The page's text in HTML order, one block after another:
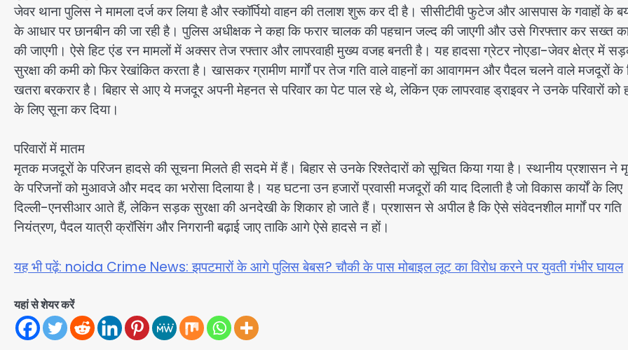
जेवर थाना पुलिस ने मामला दर्ज कर लिया है और स्कॉर्पियो वाहन की तलाश शुरू कर दी है। सीसीटीवी फुटेज और आसपास के गवाहों के
के आधार पर छानबीन की जा रही है। पुलिस अधीक्षक ने कहा कि फरार चालक की पहचान जल्द की जाएगी और उसे गिरफ्तार कर सख्त
की जाएगी। ऐसे हिट एंड रन मामलों में अक्सर तेज रफ्तार और लापरवाही मुख्य वजह बनती है। यह हादसा ग्रेटर नोएडा-जेवर क्षेत्र में
सुरक्षा की कमी को फिर रेखांकित करता है। खासकर ग्रामीण मार्गों पर तेज गति वाले वाहनों का आवागमन और पैदल चलने वाले मजदूरों के
खतरा बरकरार है। बिहार से आए ये मजदूर अपनी मेहनत से परिवार का पेट पाल रहे थे, लेकिन एक लापरवाह ड्राइवर ने उनके परिवारों को
के लिए सूना कर दिया।
परिवारों में मातम
मृतक मजदूरों के परिजन हादसे की सूचना मिलते ही सदमे में हैं। बिहार से उनके रिश्तेदारों को सूचित किया गया है। स्थानीय प्रशासन ने
के परिजनों को मुआवजे और मदद का भरोसा दिलाया है। यह घटना उन हजारों प्रवासी मजदूरों की याद दिलाती है जो विकास कार्यों के लिए
दिल्ली-एनसीआर आते हैं, लेकिन सड़क सुरक्षा की अनदेखी के शिकार हो जाते हैं। प्रशासन से अपील है कि ऐसे संवेदनशील मार्गों पर गति
नियंत्रण, पैदल यात्री क्रॉसिंग और निगरानी बढ़ाई जाए ताकि आगे ऐसे हादसे न हों।
यह भी पढ़ें: noida Crime News: झपटमारों के आगे पुलिस बेबस? चौकी के पास मोबाइल लूट का विरोध करने पर युवती गंभीर घायल
यहां से शेयर करें